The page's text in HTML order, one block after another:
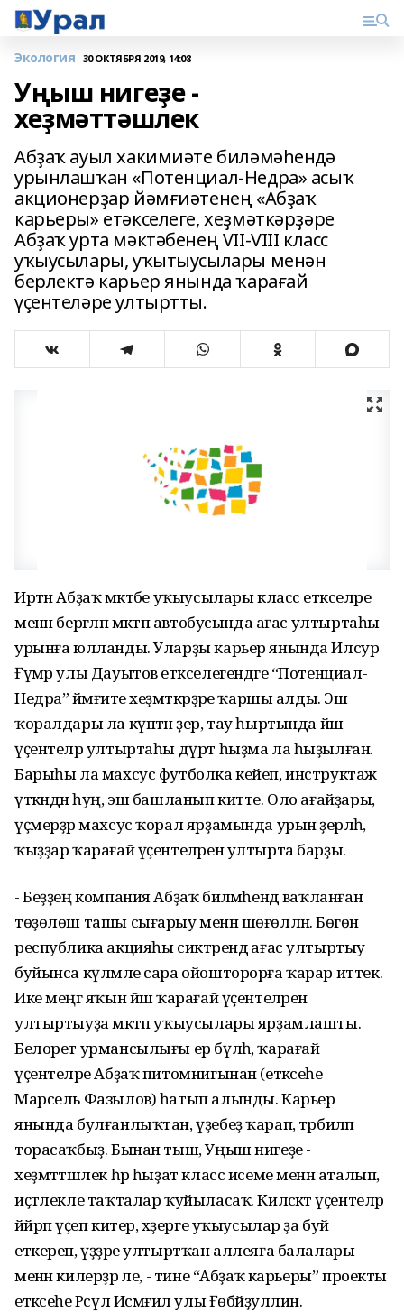
Экология 30 ОКТЯБРЯ 2019, 14:08
Уңыш нигеҙе -
хеҙмәттәшлек
Абҙаҡ ауыл хакимиәте биләмәһендә
урынлашҡан «Потенциал-Недра» асыҡ
акционерҙар йәмғиәтенең «Абҙаҡ
карьеры» етәкселеге, хеҙмәткәрҙәре
Абҙаҡ урта мәктәбенең VII-VIII класс
уҡыусылары, уҡытыусылары менән
берлектә карьер янында ҡарағай
үҫентеләре ултыртты.
Иртән Абҙаҡ мәктәбе уҡыусылары класс етәкселәре
менән бергәләп мәктәп автобусында ағас ултыртаһы
урынға юлланды. Уларҙы карьер янында Илсур
Ғүмәр улы Дауытов етәкселегендәге “Потенциал-
Недра” йәмғиәте хеҙмәткәрҙәре ҡаршы алды. Эш
ҡоралдары ла күптән әҙер, тау һыртында йәш
үҫентеләр ултыртаһы дүрт һыҙма ла һыҙылған.
Барыһы ла махсус футболка кейеп, инструктаж
үткәндән һуң, эш башланып китте. Оло ағайҙары,
үҫмерҙәр махсус ҡорал ярҙамында урын әҙерләһә,
ҡыҙҙар ҡарағай үҫентеләрен ултырта барҙы.
- Беҙҙең компания Абҙаҡ биләмәһендә ваҡланған
төҙөлөш ташы сығарыу менән шөғөлләнә. Бөгөн
республика акцияһы сиктәрендә ағас ултыртыу
буйынса күләмле сара ойошторорға ҡарар иттек.
Ике меңгә яҡын йәш ҡарағай үҫентеләрен
ултыртыуҙа мәктәп уҡыусылары ярҙамлашты.
Белорет урмансылығы ер бүлһә, ҡарағай
үҫентеләре Абҙаҡ питомнигынан (етәксеһе
Марсель Фазылов) һатып алынды. Карьер
янында булғанлыҡтан, үҙебеҙ ҡарап, тәрбиәләп
торасаҡбыҙ. Бынан тыш, Уңыш нигеҙе -
хеҙмәттәшлек һәр һыҙат класс исеме менән аталып,
иҫтәлекле таҡталар ҡуйыласаҡ. Киләсәктә үҫентеләр
йәйрәп үҫеп китер, хәҙерге уҡыусылар ҙа буй
еткереп, үҙҙәре ултыртҡан аллеяға балалары
менән килерҙәр әле, - тине “Абҙаҡ карьеры” проекты
етәксеһе Рәсүл Исмәғил улы Ғөбәйҙуллин.